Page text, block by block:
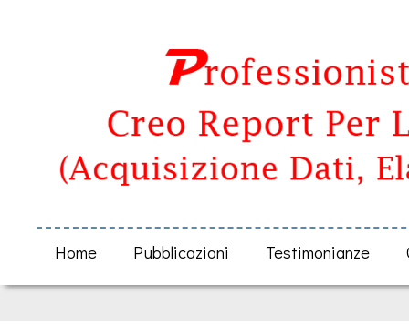
Home Pubblicazioni Testimonianze